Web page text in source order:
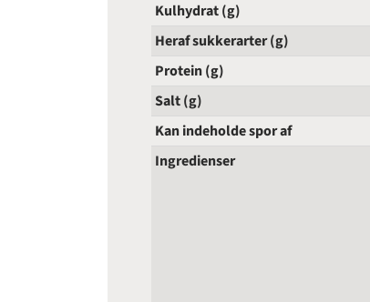
Kulhydrat (g)
Heraf sukkerarter (g)
Protein (g)
Salt (g)
Kan indeholde spor af
Ingredienser